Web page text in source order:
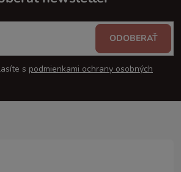
s podmienkami ochrany osobných
ODOBERAŤ